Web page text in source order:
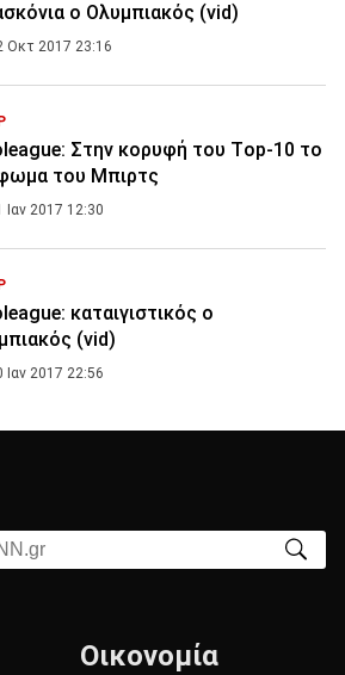
ο Ολυμπιακός (vid)
Οκτ 2017 23:16
Στην κορυφή του Τop-10 το
του Μπιρτς
Ιαν 2017 12:30
καταιγιστικός ο
(vid)
Ιαν 2017 22:56
Οικονομία